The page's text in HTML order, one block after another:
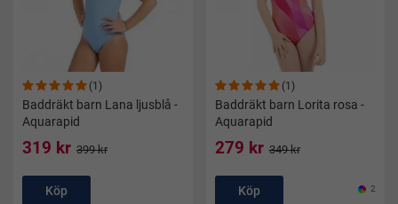
(1)
Baddräkt barn Lana ljusblå -
Aquarapid
319 kr 399 kr
Köp
(1)
Baddräkt barn Lorita rosa -
Aquarapid
279 kr 349 kr
Köp 2